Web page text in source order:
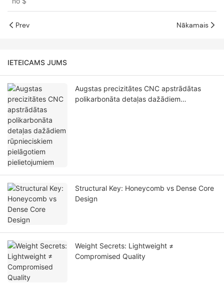
Prev Nākamais
IETEICAMS JUMS
Augstas precizitātes CNC apstrādātas
polikarbonāta detaļas dažādiem
Structural Key: Honeycomb vs Dense Core
Design
Weight Secrets: Lightweight ≠
Compromised Quality